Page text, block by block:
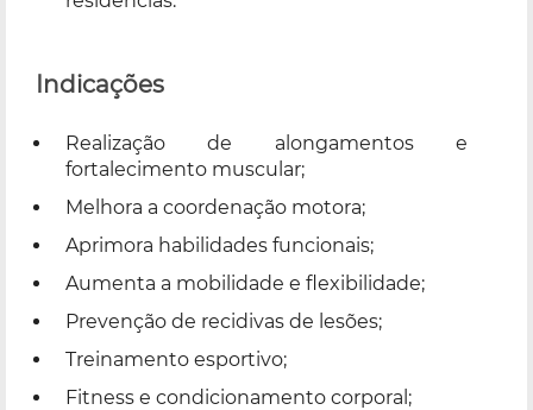
Indicações
Realização de alongamentos e
fortalecimento muscular;
Melhora a coordenação motora;
Aprimora habilidades funcionais;
Aumenta a mobilidade e flexibilidade;
Prevenção de recidivas de lesões;
Treinamento esportivo;
Fitness e condicionamento corporal;